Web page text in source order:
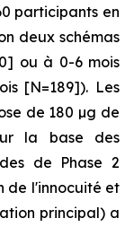
participants en
deux schémas
ou à 0-6 mois
[N=189]). Les
de 180 µg de
la base des
de Phase 2
de l'innocuité et
principal) a